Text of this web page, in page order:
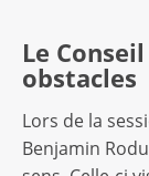
Le
obstacles
Lors de la
Benjamin